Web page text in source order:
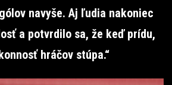
navyše. Aj ľudia nakoniec
a potvrdilo sa, že keď prídu,
hráčov stúpa.“